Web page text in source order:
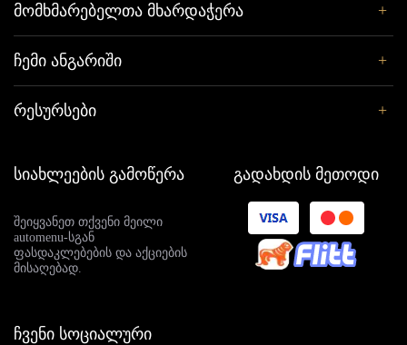
ᲛᲝᲛᲮᲛᲐᲠᲔᲑᲔᲚᲗᲐ ᲛᲮᲐᲠᲓᲐᲭᲔᲠᲐ +
ᲩᲔᲛᲘ ᲐᲜᲒᲐᲠᲘᲨᲘ +
ᲠᲔᲡᲣᲠᲡᲔᲑᲘ +
სიახლეების გამოწერა
შეიყვანეთ თქვენი მეილი
automenu-სგან
ფასდაკლებების და აქციების
მისაღებად.
გადახდის მეთოდი
ჩვენი სოციალური